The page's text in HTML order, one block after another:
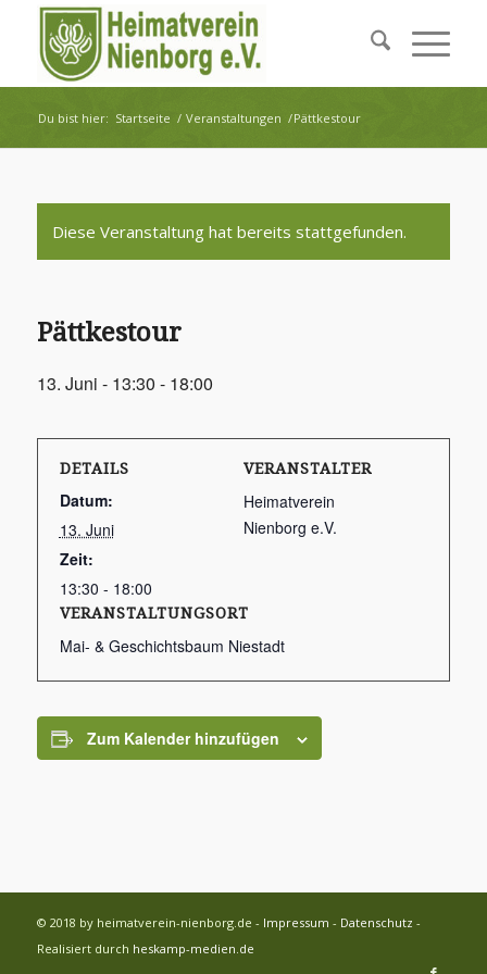
Du bist hier: Startseite / Veranstaltungen /Pättkestour
Diese Veranstaltung hat bereits stattgefunden.
Pättkestour
13. Juni - 13:30 - 18:00
DETAILS
Datum:
13. Juni
Zeit:
13:30 - 18:00
VERANSTALTER
Heimatverein
Nienborg e.V.
VERANSTALTUNGSORT
Mai- & Geschichtsbaum Niestadt
Zum Kalender hinzufügen
© 2018 by heimatverein-nienborg.de - Impressum - Datenschutz -
Realisiert durch heskamp-medien.de